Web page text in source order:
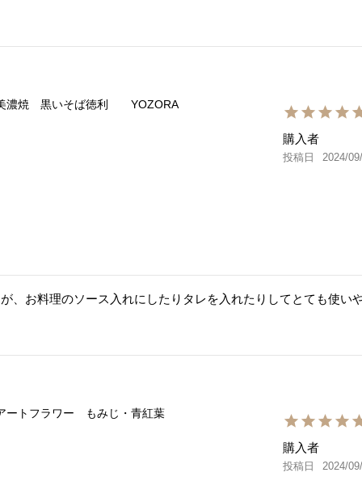
濃焼 黒いそば徳利 YOZORA
購入者
投稿日 2024/
、お料理のソース入れにしたりタレを入れたりしてとても使い
ートフラワー もみじ・青紅葉
購入者
投稿日 2024/